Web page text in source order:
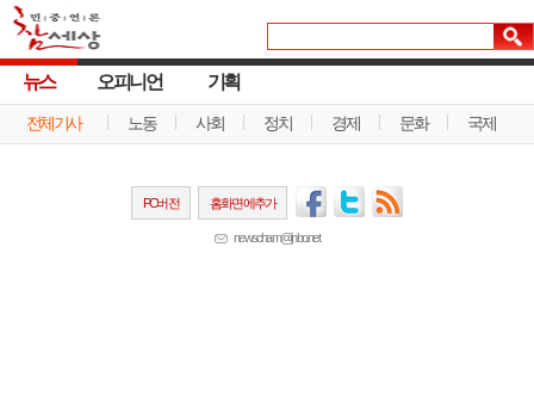
뉴스
전체기사 노동 사회 정치 경제 문화 국제
오피니언 기획
PC버전 홈화면에추가
newscham@jinbo.net